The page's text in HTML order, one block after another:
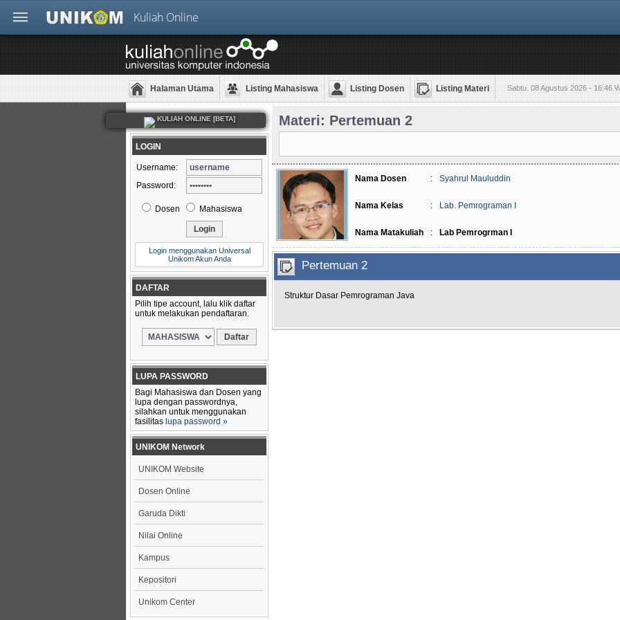
Kuliah Online
Halaman Utama Listing Mahasiswa Listing Dosen Listing Materi Sabtu. 08 Agustus 2026 - 16:46
KULIAH ONLINE [BETA]
LOGIN
Username:
Password:
Dosen Mahasiswa
Login menggunakan Universal
Unikom Akun Anda
DAFTAR
Pilih tipe account, lalu klik daftar
untuk melakukan pendaftaran.
LUPA PASSWORD
Bagi Mahasiswa dan Dosen yang
lupa dengan passwordnya,
silahkan untuk menggunakan
fasilitas lupa password »
UNIKOM Network
UNIKOM Website
Dosen Online
Garuda Dikti
Nilai Online
Kampus
Kepositori
Unikom Center
Materi: Pertemuan 2
Nama Dosen : Syahrul Mauluddin
Nama Kelas : Lab. Pemrograman I
Nama Matakuliah : Lab Pemrogrman I
Pertemuan 2
Struktur Dasar Pemrograman Java